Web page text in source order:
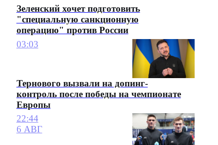
Зеленский хочет подготовить
"специальную санкционную
операцию" против России
03:03
Тернового вызвали на допинг-
контроль после победы на чемпионате
Европы
22:44
6 АВГ